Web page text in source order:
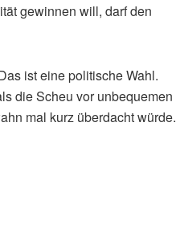
gewinnen will, darf den
ist eine politische Wahl.
die Scheu vor unbequemen
mal kurz überdacht würde.